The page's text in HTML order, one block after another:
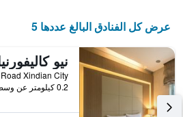
عرض كل الفنادق البالغ عددها 5
0.2 كيلومتر عن وسط المدينة